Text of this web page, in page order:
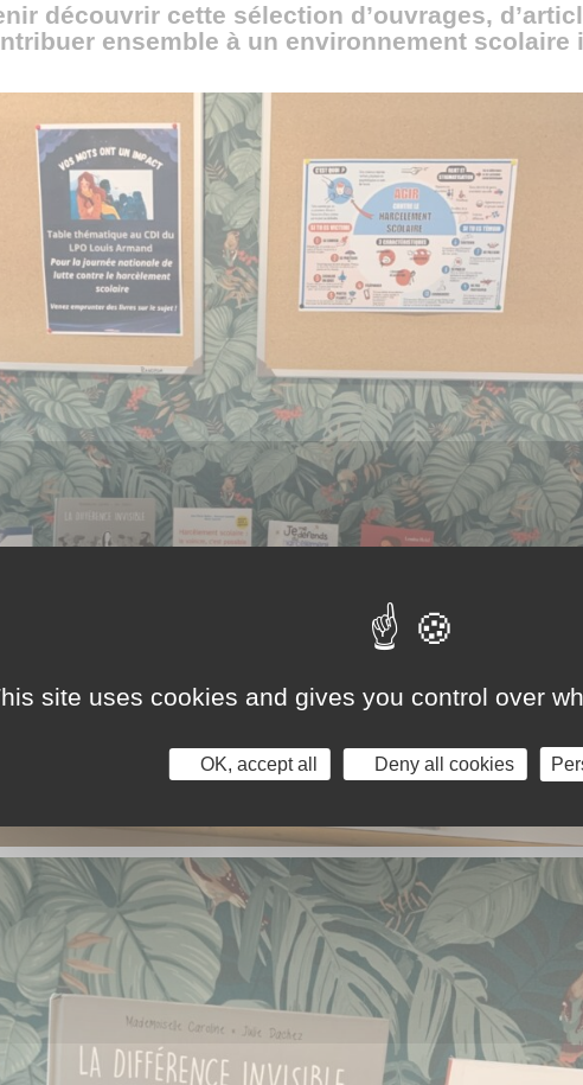
découvrir cette sélection d’ouvrages,
ensemble à un environnement scolaire
site uses cookies and gives you control over
OK, accept all Deny all cookies